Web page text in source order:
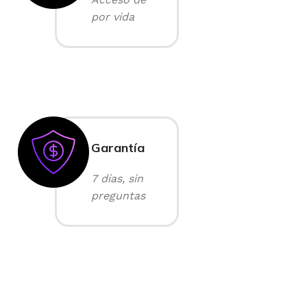
por vida
Garantía
7 días, sin
preguntas